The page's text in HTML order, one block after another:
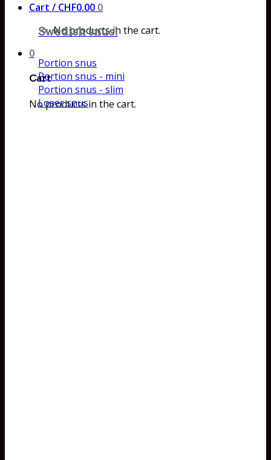
Cart / CHF0.00 0
No products in the cart.
0
Cart
No products in the cart.
Swedish snus!
Portion snus
Portion snus - mini
Portion snus - slim
Loser snus